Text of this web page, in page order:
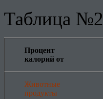
Таблица №2
Процент
калорий от
Животные
продукты